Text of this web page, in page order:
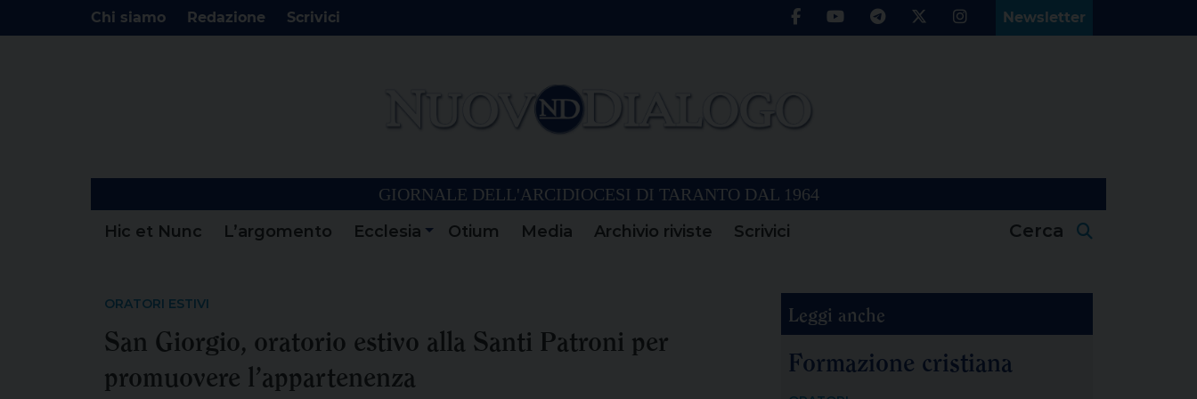
Chi siamo Redazione Scrivici Newsletter
GIORNALE DELL'ARCIDIOCESI DI TARANTO DAL 1964
Hic et Nunc L’argomento Ecclesia Otium Media Archivio riviste Scrivici Cerca
ORATORI ESTIVI
San Giorgio, oratorio estivo alla Santi Patroni per
promuovere l’appartenenza
Leggi anche
Formazione cristiana